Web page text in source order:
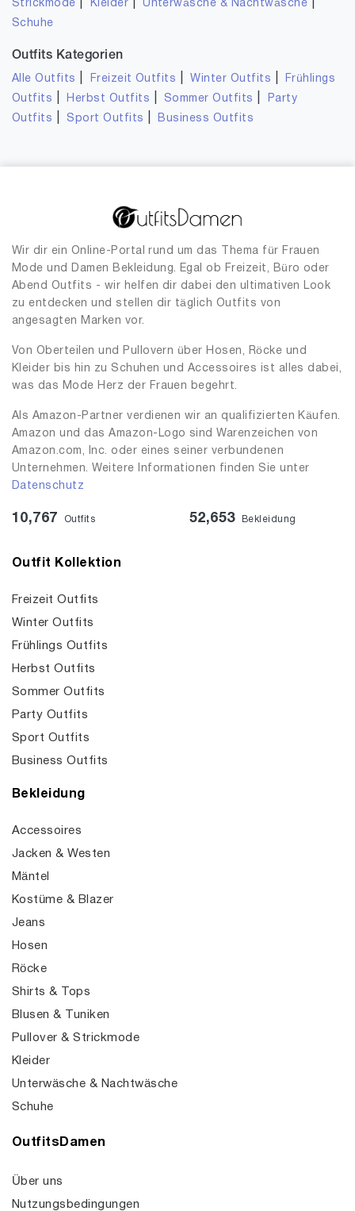
Strickmode
Kleider |Unterwäsche & Nachtwäsche
Schuhe
Outfits Kategorien
Alle Outfits Freizeit Outfits |Winter Outfits
Frühlings
Outfits
Herbst Outfits Sommer Outfits
Party
Outfits
Sport Outfits Business Outfits
Wir dir ein Online-Portal rund um das Thema für Frauen
Mode und Damen Bekleidung. Egal ob Freizeit, Büro oder
Abend Outfits - wir helfen dir dabei den ultimativen Look
zu entdecken und stellen dir täglich Outfits von
angesagten Marken vor.
Von Oberteilen und Pullovern über Hosen, Röcke und
Kleider bis hin zu Schuhen und Accessoires ist alles dabei,
was das Mode Herz der Frauen begehrt.
Als Amazon-Partner verdienen wir an qualifizierten Käufen.
Amazon und das Amazon-Logo sind Warenzeichen von
Amazon.com, Inc. oder eines seiner verbundenen
Unternehmen. Weitere Informationen finden Sie unter
Datenschutz
10,767 Outfits 52,653 Bekleidung
Outfit Kollektion
Freizeit Outfits
Winter Outfits
Frühlings Outfits
Herbst Outfits
Sommer Outfits
Party Outfits
Sport Outfits
Business Outfits
Bekleidung
Accessoires
Jacken & Westen
Mäntel
Kostüme & Blazer
Jeans
Hosen
Röcke
Shirts & Tops
Blusen & Tuniken
Pullover & Strickmode
Kleider
Unterwäsche & Nachtwäsche
Schuhe
OutfitsDamen
Über uns
Nutzungsbedingungen